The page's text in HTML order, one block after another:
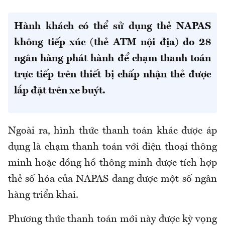
Hành khách có thể sử dụng thẻ NAPAS
không tiếp xúc (thẻ ATM nội địa) do 28
ngân hàng phát hành để chạm thanh toán
trực tiếp trên thiết bị chấp nhận thẻ được
lắp đặt trên xe buýt.
Ngoài ra, hình thức thanh toán khác được áp
dụng là chạm thanh toán với điện thoại thông
minh hoặc đồng hồ thông minh được tích hợp
thẻ số hóa của NAPAS đang được một số ngân
hàng triển khai.
Phương thức thanh toán mới này được kỳ vọng